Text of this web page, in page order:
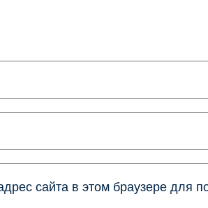
сайта в этом браузере для